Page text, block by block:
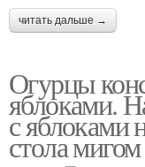
читать дальше →
Огурцы
яблоками.
с яблоками
стола мигом